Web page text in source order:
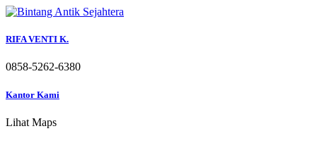
Skip
content
RIFA VENTI K.
0858-5262-6380
Kantor Kami
Lihat Maps